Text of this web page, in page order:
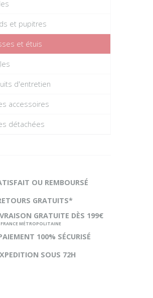
et pupitres
et étuis
d'entretien
accessoires
détachées
OU REMBOURSÉ
GRATUITS*
GRATUITE DÈS 199€
FRANCE MÉTROPOLITAINE
100% SÉCURISÉ
SOUS 72H